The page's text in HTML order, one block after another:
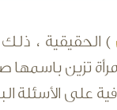
) الحقيقية ،
امرأة تزين
على